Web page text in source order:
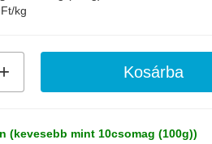
kg
(kevesebb mint 10csomag (100g))